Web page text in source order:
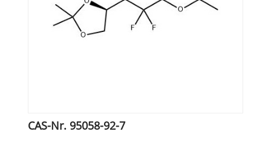
CAS-Nr. 95058-92-7